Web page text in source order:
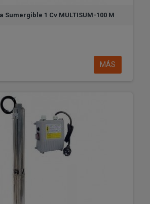
Sumergible 1 Cv MULTISUM-100 M
MÁS